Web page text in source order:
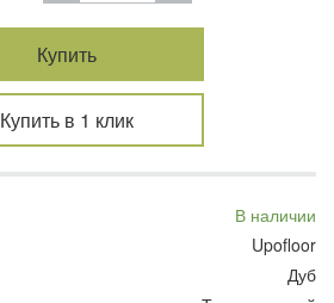
Купить
Купить в 1 клик
В наличии
Upofloor
Дуб